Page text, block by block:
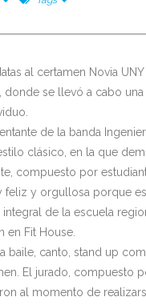
al certamen Novia
donde se llevó a cabo
de la banda
clásico, en la que
compuesto por
feliz y orgullosa porque
de la escuela
en Fit House.
baile, canto, stand up
El jurado, compuesto
al momento de